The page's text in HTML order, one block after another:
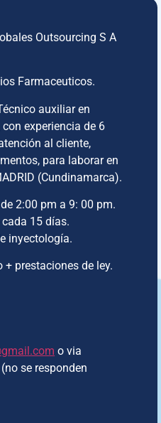
Outsourcing S A
Farmaceuticos.
auxiliar en
experiencia de 6
al cliente,
para laborar en
(Cundinamarca).
2:00 pm a 9: 00 pm.
15 días.
inyectología.
+ prestaciones de ley.
o via
se responden